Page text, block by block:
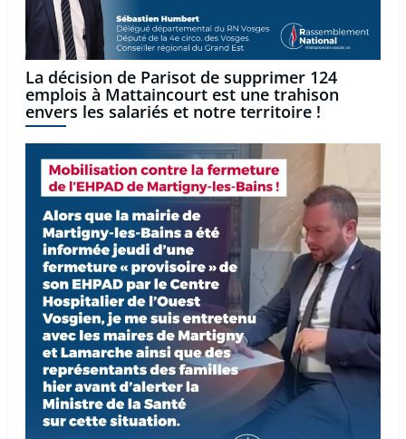
La décision de Parisot de supprimer 124
emplois à Mattaincourt est une trahison
envers les salariés et notre territoire !